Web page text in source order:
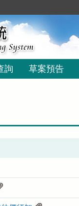
詢 草案預告